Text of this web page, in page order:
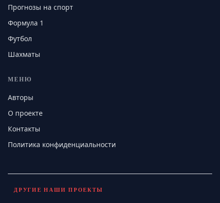
Прогнозы на спорт
Формула 1
Футбол
Шахматы
МЕНЮ
Авторы
О проекте
Контакты
Политика конфиденциальности
ДРУГИЕ НАШИ ПРОЕКТЫ